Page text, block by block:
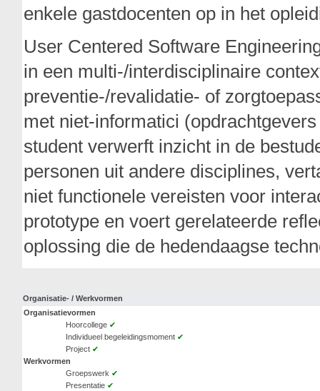
enkele gastdocenten op in het
User Centered Software
in een multi-/interdisciplinaire
preventie-/revalidatie- of
met niet-informatici
student verwerft inzicht in de
personen uit andere disciplines,
niet functionele vereisten voor
prototype en voert gerelateerde
oplossing die de hedendaagse
Organisatie- / Werkvormen
Organisatievormen
Hoorcollege ✔
Individueel begeleidingsmoment ✔
Project ✔
Werkvormen
Groepswerk ✔
Presentatie ✔